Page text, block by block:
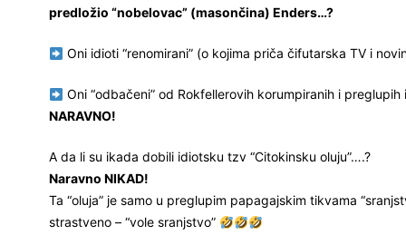
predložio “nobelovac” (masončina) Enders…?
Oni idioti “renomirani” (o kojima priča čifutarska TV i
Oni “odbačeni” od Rokfellerovih korumpiranih i preglupih
NARAVNO!
A da li su ikada dobili idiotsku tzv “Citokinsku oluju”….?
Naravno NIKAD!
Ta “oluja” je samo u preglupim papagajskim tikvama
strastveno – “vole sranjstvo”